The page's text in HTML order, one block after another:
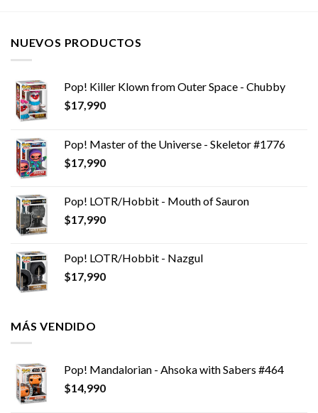
NUEVOS PRODUCTOS
Pop! Killer Klown from Outer Space - Chubby
$17,990
Pop! Master of the Universe - Skeletor #1776
$17,990
Pop! LOTR/Hobbit - Mouth of Sauron
$17,990
Pop! LOTR/Hobbit - Nazgul
$17,990
MÁS VENDIDO
Pop! Mandalorian - Ahsoka with Sabers #464
$14,990